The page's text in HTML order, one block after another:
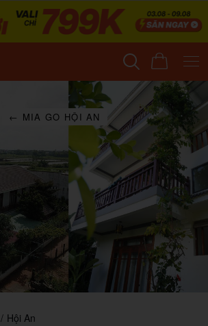
← MIA GO HỘI AN
/ Hội An